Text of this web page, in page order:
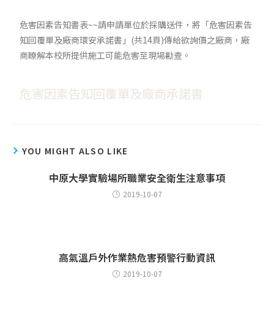
危害因素告知書表~~請申請單位於採購送件，將「危害因素告
知回覆單及廠商環安承諾書」(共14頁)傳給欲詢價之廠商，廠
商瞭解本校所提供施工可能危害至現場勘查。
危害因素告知回覆單及廠商承諾書
YOU MIGHT ALSO LIKE
中原大學實驗場所職業安全衛生注意事項
2019-10-07
高氣溫戶外作業熱危害預警行動資訊
2019-10-07